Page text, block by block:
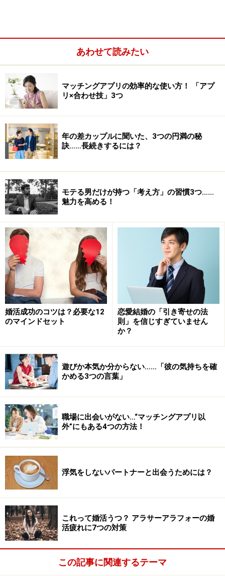
自分がどちらの姿勢に向いているのか、または両方を行
う人なのか。まずはそこから考えてみても良いかもしれ
ません。
結婚相談所や婚活パーティーに参加するべ
きかどうか？
では、行動派の人はまずどの場所に行くべきか……。恐ら
く最初に思い浮かぶのは、婚活パーティーなどの投資額
が少ない方法でしょう。結論からいえば、婚活サービス
で出会う可能性というのは大いにあります。
しかし、どの婚活サービスを利用すべきかを検討する必
要があります。あなたがもし《勤勉で、経済的に余裕の
ある人》を希望するのであれば、サービス利用料が低額
のものはあまりオススメしません。本当に経済的に余裕
にチェックするでしょうか？
得たい結果が大きいほど、行動派の人は時間とお金、エ
ネルギーを投資すると良いでしょう。その過程が楽しけ
れば、結果に結びつく可能性も大です。
※記事内容は執筆時点のものです。最新の内容をご確認くださ
あわせて読みたい
マッチングアプリの効率的な使い方！ 「アプ
リ×合わせ技」3つ
年の差カップルに聞いた、3つの円満の秘
訣……長続きするには？
モテる男だけが持つ「考え方」の習慣3つ……
魅力を高める！
婚活成功のコツは？必要な12
のマインドセット
恋愛結婚の「引き寄せの法
則」を信じすぎていません
か？
遊びか本気か分からない……「彼の気持ちを確
かめる3つの言葉」
職場に出会いがない…“マッチングアプリ以
外”にもある4つの方法！
浮気をしないパートナーと出会うためには？
これって婚活うつ？ アラサーアラフォーの婚
活疲れに7つの対策
この記事に関連するテーマ